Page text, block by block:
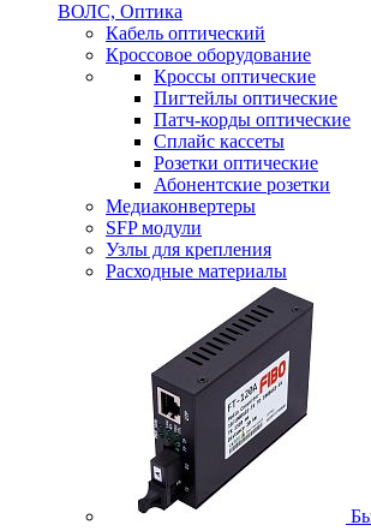
ВОЛС, Оптика
Кабель оптический
Кроссовое оборудование
Кроссы оптические
Пигтейлы оптические
Патч-корды оптические
Сплайс кассеты
Розетки оптические
Абонентские розетки
Медиаконвертеры
SFP модули
Узлы для крепления
Расходные материалы